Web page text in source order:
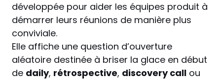
développée pour aider les équipes produit à
démarrer leurs réunions de manière plus
conviviale.
Elle affiche une question d’ouverture
aléatoire destinée à briser la glace en début
de daily, rétrospective, discovery call ou